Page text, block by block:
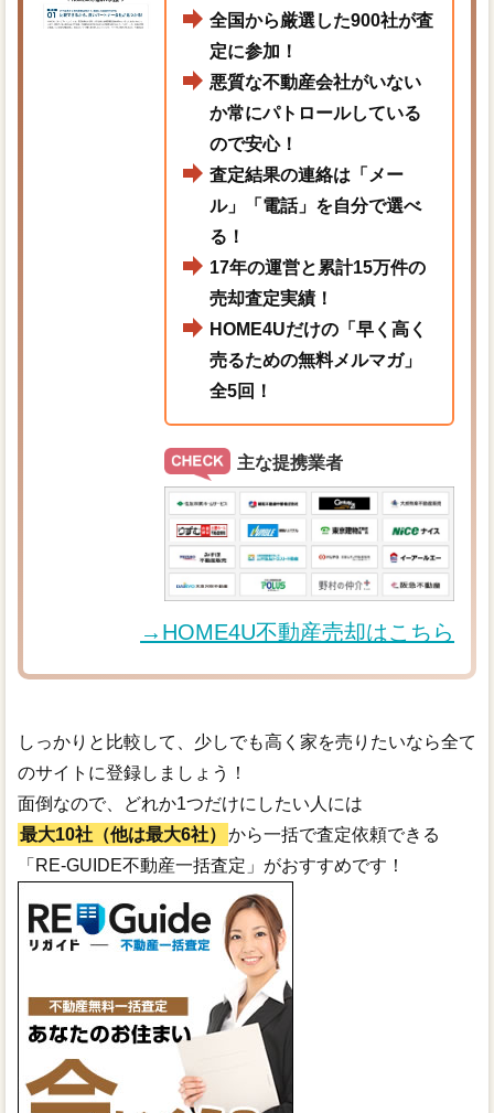
全国から厳選した900社が査
定に参加！
悪質な不動産会社がいない
か常にパトロールしている
ので安心！
査定結果の連絡は「メー
ル」「電話」を自分で選べ
る！
17年の運営と累計15万件の
売却査定実績！
HOME4Uだけの「早く高く
売るための無料メルマガ」
全5回！
主な提携業者
→HOME4U不動産売却はこちら
しっかりと比較して、少しでも高く家を売りたいなら全て
のサイトに登録しましょう！
面倒なので、どれか1つだけにしたい人には
最大10社（他は最大6社）
から一括で査定依頼できる
「RE-GUIDE不動産一括査定」がおすすめです！